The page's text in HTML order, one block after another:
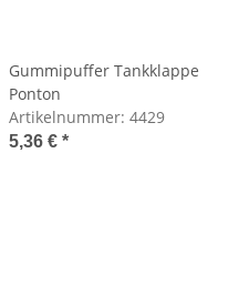
Gummipuffer Tankklappe
Ponton
Artikelnummer: 4429
5,36 € *